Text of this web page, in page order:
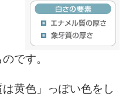
です。
黄色」っぽい色をし